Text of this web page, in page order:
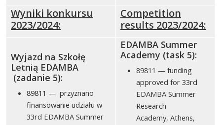
Wyniki konkursu
2023/2024:
Competition
results 2023/2024:
Wyjazd na Szkołę
Letnią EDAMBA
(zadanie 5):
89811 — przyznano
finansowanie udziału w
33rd EDAMBA Summer
EDAMBA Summer
Academy (task 5):
89811 — funding
approved for 33rd
EDAMBA Summer
Research
Academy, Athens,